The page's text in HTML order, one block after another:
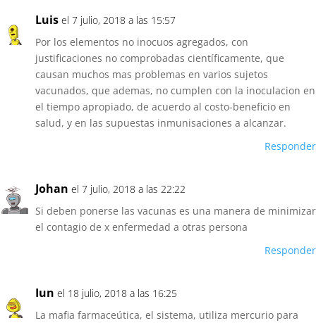
Luis el 7 julio, 2018 a las 15:57
Por los elementos no inocuos agregados, con
justificaciones no comprobadas científicamente, que
causan muchos mas problemas en varios sujetos
vacunados, que ademas, no cumplen con la inoculacion en
el tiempo apropiado, de acuerdo al costo-beneficio en
salud, y en las supuestas inmunisaciones a alcanzar.
Responder
Johan el 7 julio, 2018 a las 22:22
Si deben ponerse las vacunas es una manera de minimizar
el contagio de x enfermedad a otras persona
Responder
Iun el 18 julio, 2018 a las 16:25
La mafia farmaceútica, el sistema, utiliza mercurio para